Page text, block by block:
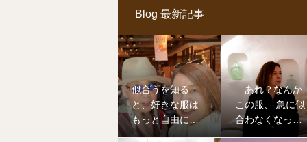
Blog 最新記事
似合うを知る
と、好きな服は
もっと自由に選
べる
「あれ？なんか
この服、 急に似
合わなくなっ
た？」なんてこ